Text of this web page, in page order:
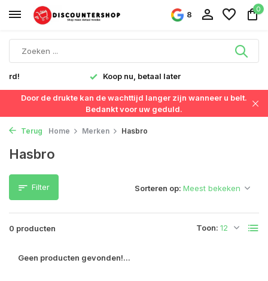
8
0
Koop nu, betaal later
Door de drukte kan de wachttijd langer zijn wanneer u belt.
Bedankt voor uw geduld.
Terug Home Merken Hasbro
Hasbro
Filter
0 producten Toon:
Sorteren op:
Geen producten gevonden!...